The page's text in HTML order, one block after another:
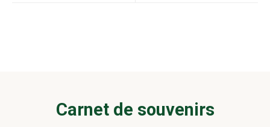
Carnet de souvenirs